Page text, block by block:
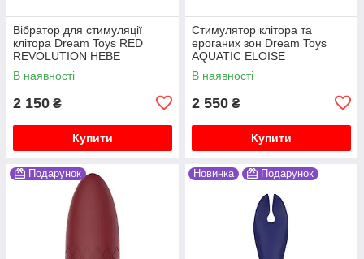
Вібратор для стимуляції
клітора Dream Toys RED
REVOLUTION HEBE
В наявності
2 150 ₴
Купити
Стимулятор клітора та
ероганих зон Dream Toys
AQUATIC ELOISE
В наявності
2 550 ₴
Купити
Подарунок Новинка Подарунок